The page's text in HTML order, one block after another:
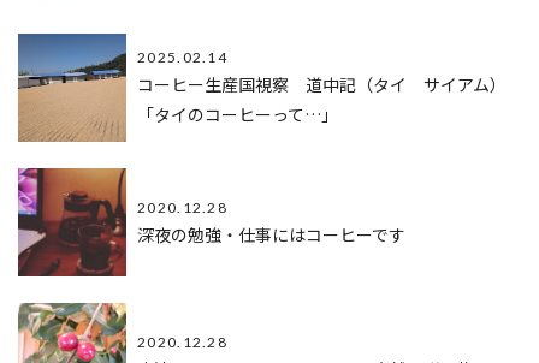
2025.02.14
コーヒー生産国視察 道中記（タイ サイアム）
「タイのコーヒーって…」
2020.12.28
深夜の勉強・仕事にはコーヒーです
2020.12.28